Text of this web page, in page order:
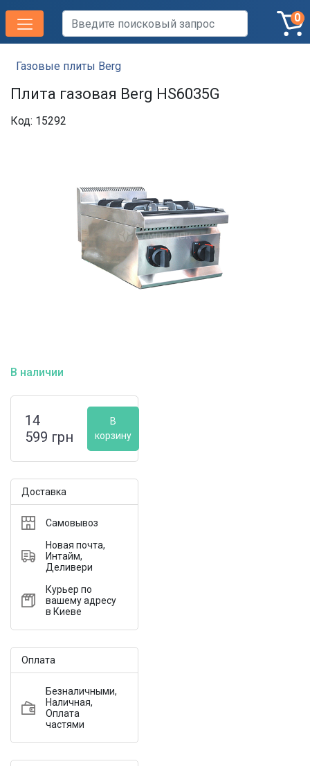
0
Газовые плиты Berg
Плита газовая Berg HS6035G
Код: 15292
В наличии
14
599 грн
В
корзину
Доставка
Самовывоз
Новая почта,
Интайм,
Деливери
Курьер по
вашему адресу
в Киеве
Оплата
Безналичными,
Наличная,
Оплата
частями